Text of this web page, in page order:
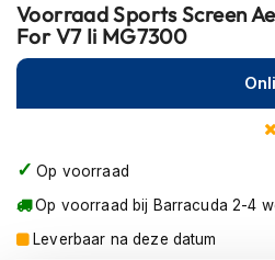
m
e
n
r
o
h
l
VoorraadSports Screen
For V7 Ii MG7300
Op voorraad
Op voorraad bij Barracuda 2-4
Leverbaar na deze datum